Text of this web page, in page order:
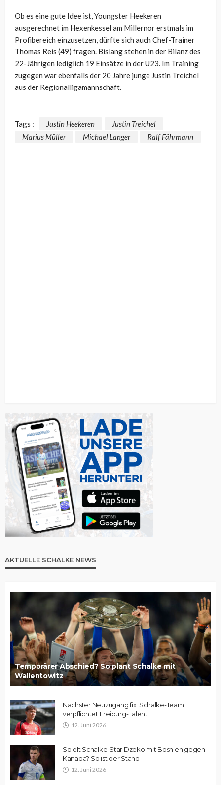
Ob es eine gute Idee ist, Youngster Heekeren
ausgerechnet im Hexenkessel am Millernor erstmals im
Profibereich einzusetzen, dürfte sich auch Chef-Trainer
Thomas Reis (49) fragen. Bislang stehen in der Bilanz des
22-Jährigen lediglich 19 Einsätze in der U23. Im Training
zugegen war ebenfalls der 20 Jahre junge Justin Treichel
aus der Regionalligamannschaft.
Tags : Justin Heekeren
Justin Treichel
Marius Müller
Michael Langer Ralf Fährmann
AKTUELLE SCHALKE NEWS
Temporärer Abschied? So plant Schalke mit
Wallentowitz
Nächster Neuzugang fix: Schalke-Team
verpflichtet Freiburg-Talent
12. Juni 2026
Spielt Schalke-Star Dzeko mit Bosnien gegen
Kanada? So ist der Stand
12. Juni 2026